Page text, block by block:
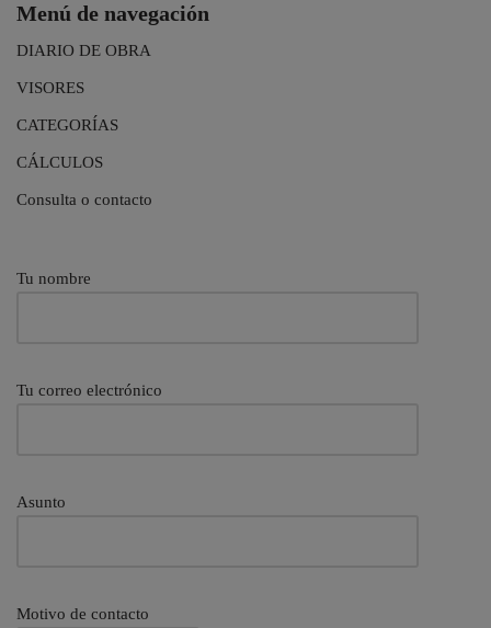
Menú de navegación
DIARIO DE OBRA
VISORES
CATEGORÍAS
CÁLCULOS
Consulta o contacto
Tu nombre
Tu correo electrónico
Asunto
Motivo de contacto